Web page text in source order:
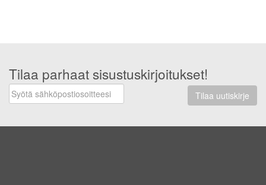
Tilaa parhaat sisustuskirjoitukset!
Tilaa uutiskirje